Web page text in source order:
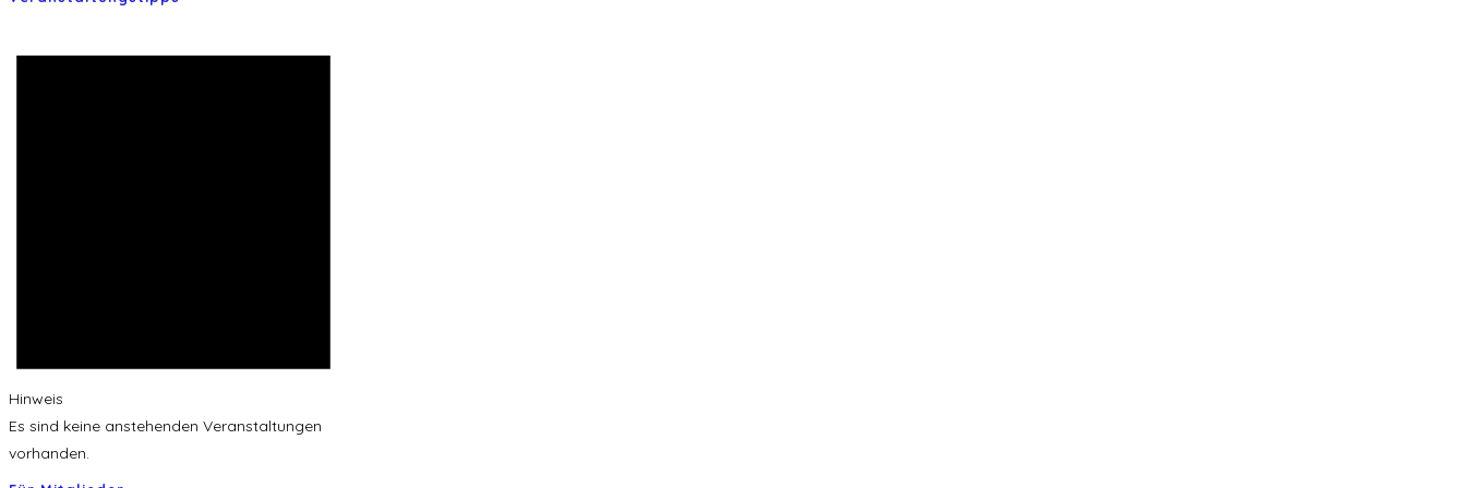
Hinweis
Es sind keine anstehenden Veranstaltungen
vorhanden.